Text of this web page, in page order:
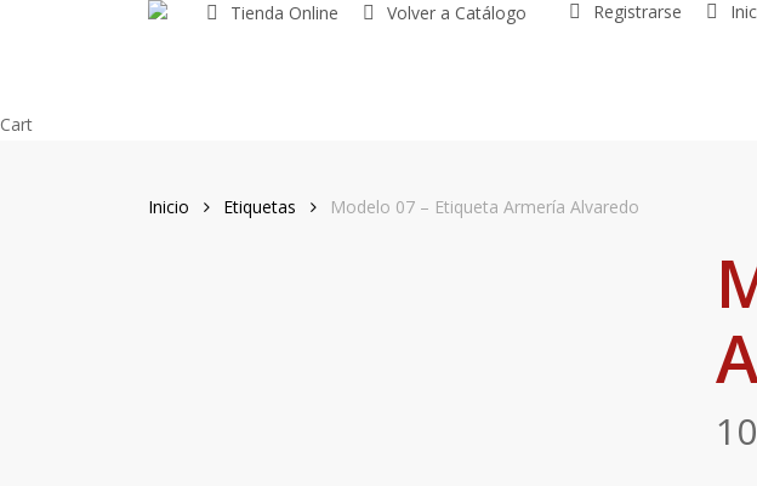
Tienda Online Volver a Catálogo Registrarse
CartClose
Inicio Etiquetas Modelo 07 – Etiqueta Armería Alvaredo